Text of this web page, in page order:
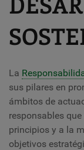
La
sus pilares en
ámbitos de
responsables
principios y a la
objetivos